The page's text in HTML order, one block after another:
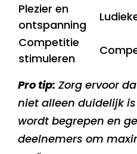
Plezier en
ontspanning
Competitie
stimuleren
Pro tip: Zorg ervoor
niet alleen duidelijk
wordt begrepen en
deelnemers om